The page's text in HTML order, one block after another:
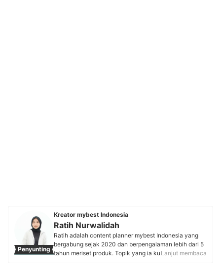
Penyunting
Kreator mybest Indonesia
Ratih Nurwalidah
Ratih adalah content planner mybest Indonesia yang
bergabung sejak 2020 dan berpengalaman lebih dari 5
tahun meriset produk. Topik yang ia kuasai, seperti
Lanjut membaca